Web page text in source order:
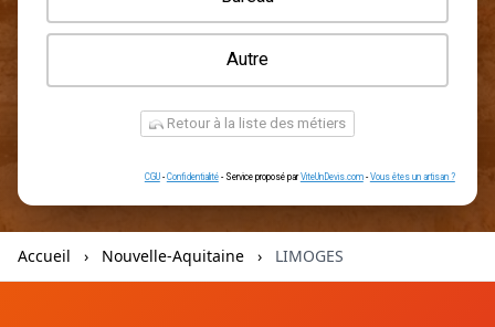
Maison
Appartement
Bureau
Autre
Accueil › Nouvelle-Aquitaine › LIMOGES